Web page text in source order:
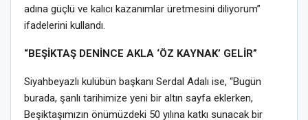
adına güçlü ve kalıcı kazanımlar üretmesini diliyorum”
ifadelerini kullandı.
“BEŞİKTAŞ DENİNCE AKLA ‘ÖZ KAYNAK’ GELİR”
Siyahbeyazlı kulübün başkanı Serdal Adalı ise, “Bugün
burada, şanlı tarihimize yeni bir altın sayfa eklerken,
Beşiktaşımızın önümüzdeki 50 yılına katkı sunacak bir